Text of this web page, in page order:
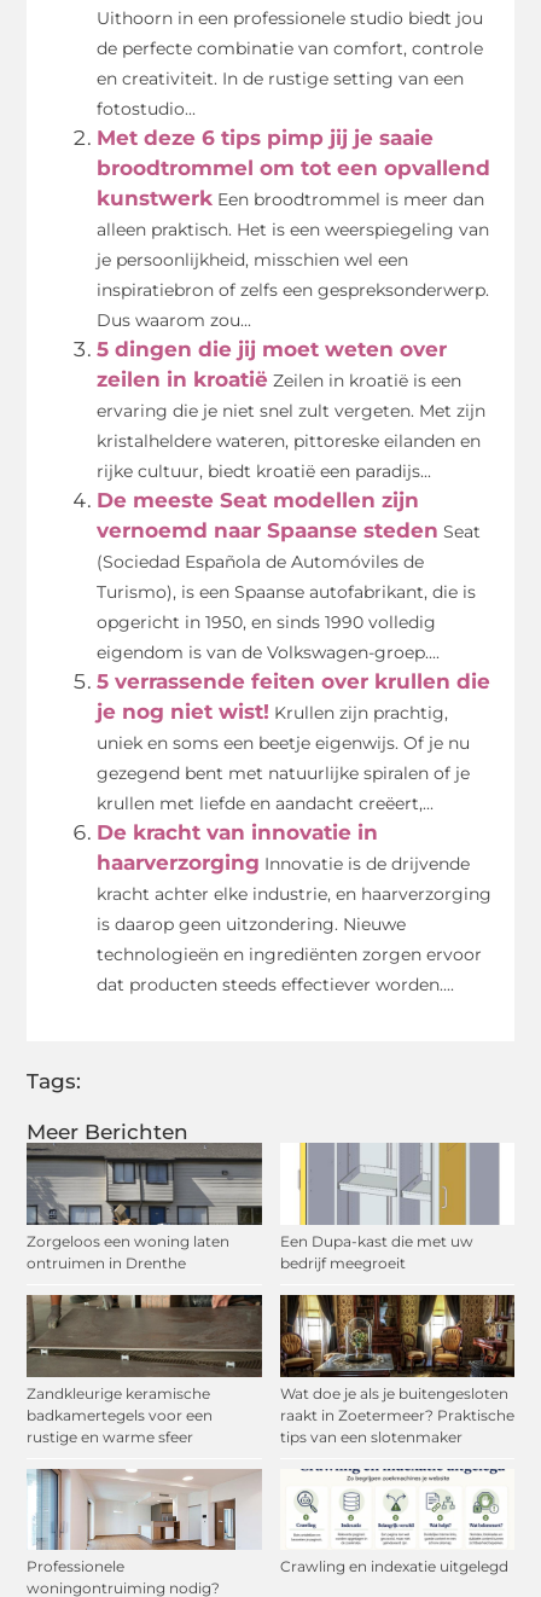
Meer Berichten
Zorgeloos een woning laten
ontruimen in Drenthe
Een Dupa-kast die met uw
bedrijf meegroeit
Zandkleurige keramische
badkamertegels voor een
rustige en warme sfeer
Wat doe je als je buitengesloten
raakt in Zoetermeer? Praktische
tips van een slotenmaker
Professionele
woningontruiming nodig?
Crawling en indexatie uitgelegd
Uithoorn in een professionele studio biedt jou
de perfecte combinatie van comfort, controle
en creativiteit. In de rustige setting van een
fotostudio...
Met deze 6 tips pimp jij je saaie
broodtrommel om tot een opvallend
kunstwerk Een broodtrommel is meer dan
alleen praktisch. Het is een weerspiegeling van
je persoonlijkheid, misschien wel een
inspiratiebron of zelfs een gespreksonderwerp.
Dus waarom zou...
5 dingen die jij moet weten over
zeilen in kroatië Zeilen in kroatië is een
ervaring die je niet snel zult vergeten. Met zijn
kristalheldere wateren, pittoreske eilanden en
rijke cultuur, biedt kroatië een paradijs...
De meeste Seat modellen zijn
vernoemd naar Spaanse steden Seat
(Sociedad Española de Automóviles de
Turismo), is een Spaanse autofabrikant, die is
opgericht in 1950, en sinds 1990 volledig
eigendom is van de Volkswagen-groep....
5 verrassende feiten over krullen die
je nog niet wist! Krullen zijn prachtig,
uniek en soms een beetje eigenwijs. Of je nu
gezegend bent met natuurlijke spiralen of je
krullen met liefde en aandacht creëert,...
De kracht van innovatie in
haarverzorging Innovatie is de drijvende
kracht achter elke industrie, en haarverzorging
is daarop geen uitzondering. Nieuwe
technologieën en ingrediënten zorgen ervoor
dat producten steeds effectiever worden....
Tags: